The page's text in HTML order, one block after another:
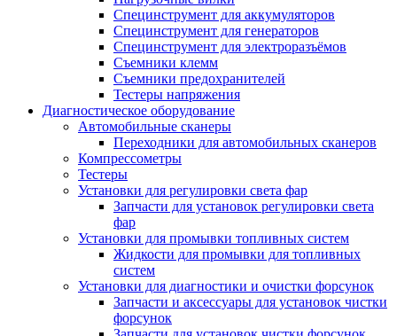
Специнструмент для аккумуляторов
Специнструмент для генераторов
Специнструмент для электроразъёмов
Съемники клемм
Съемники предохранителей
Тестеры напряжения
Диагностическое оборудование
Автомобильные сканеры
Переходники для автомобильных сканеров
Компрессометры
Тестеры
Установки для регулировки света фар
Запчасти для установок регулировки света
фар
Установки для промывки топливных систем
Жидкости для промывки для топливных
систем
Установки для диагностики и очистки форсунок
Запчасти и аксессуары для установок чистки
форсунок